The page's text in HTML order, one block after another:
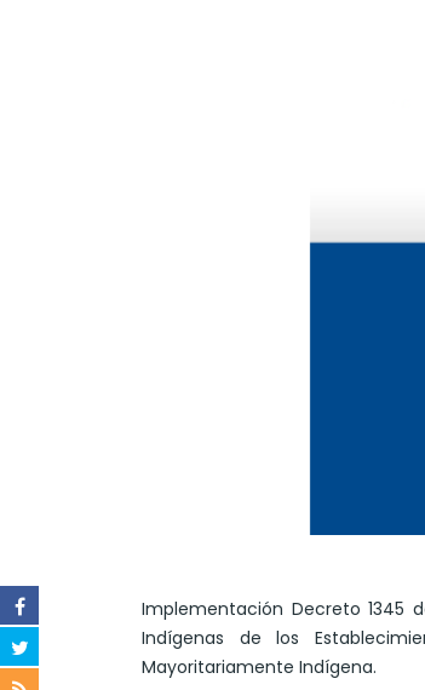
Implementación Decreto 1345
Indígenas de los
Mayoritariamente Indígena.